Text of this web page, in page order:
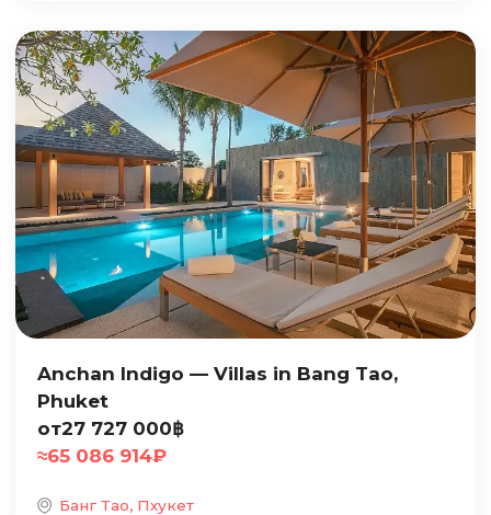
Anchan Indigo — Villas in Bang Tao,
Phuket
от27 727 000฿
≈65 086 914₽
Банг Тао, Пхукет